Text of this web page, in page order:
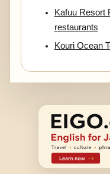
Kafuu Resort
restaurants
Kouri Ocean